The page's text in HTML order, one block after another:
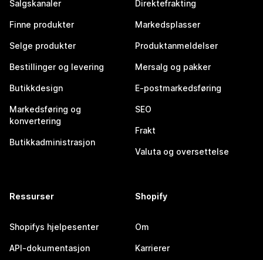
Salgskanaler
Finne produkter
Selge produkter
Bestillinger og levering
Butikkdesign
Markedsføring og
konvertering
Butikkadministrasjon
Direktefrakting
Markedsplasser
Produktanmeldelser
Mersalg og pakker
E-postmarkedsføring
SEO
Frakt
Valuta og oversettelse
Ressurser
Shopifys hjelpesenter
API-dokumentasjon
Shopify
Om
Karrierer